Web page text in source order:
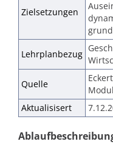
Zielsetzungen
Lehrplanbezug
Quelle
Aktualisisert